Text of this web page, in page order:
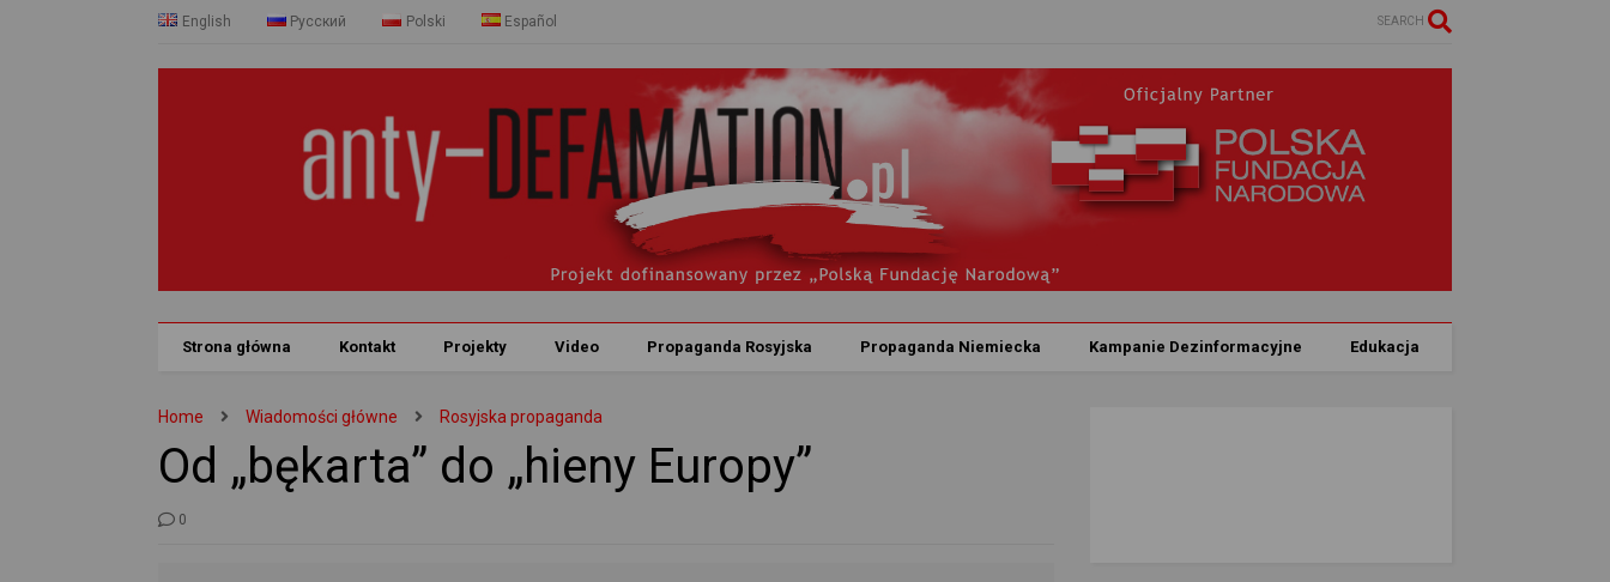
English Русский Polski Español SEARCH
Strona główna Kontakt Projekty Video Propaganda Rosyjska Propaganda Niemiecka Kampanie Dezinformacyjne Edukacja
Home Wiadomości główne Rosyjska propaganda
Od „bękarta” do „hieny Europy”
0